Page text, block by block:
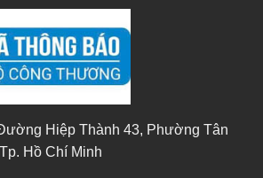
Hiệp Thành 43, Phường Tân
Hồ Chí Minh